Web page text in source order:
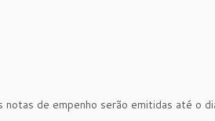
notas de empenho serão emitidas até o